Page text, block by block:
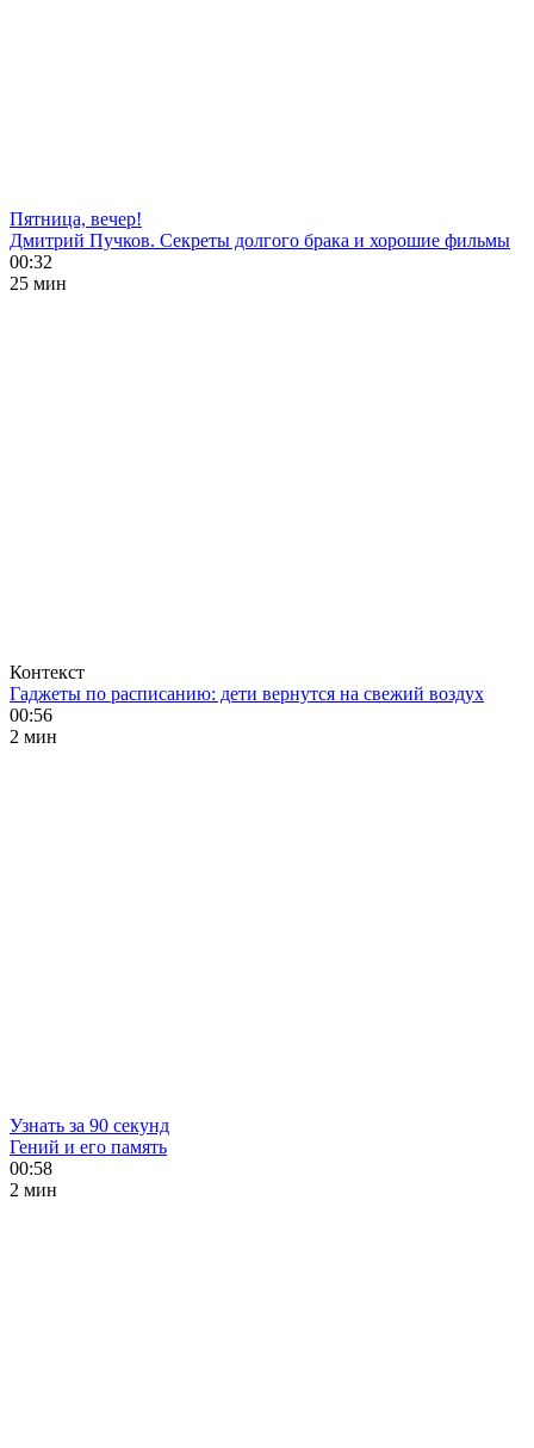
Пятница, вечер!
Дмитрий Пучков. Секреты долгого брака и хорошие фильмы
00:32
25 мин
Контекст
Гаджеты по расписанию: дети вернутся на свежий воздух
00:56
2 мин
Узнать за 90 секунд
Гений и его память
00:58
2 мин